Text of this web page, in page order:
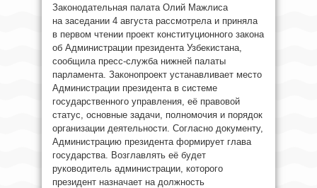
Законодательная палата Олий Мажлиса
на заседании 4 августа рассмотрела и приняла
в первом чтении проект конституционного закона
об Администрации президента Узбекистана,
сообщила пресс-служба нижней палаты
парламента. Законопроект устанавливает место
Администрации президента в системе
государственного управления, её правовой
статус, основные задачи, полномочия и порядок
организации деятельности. Согласно документу,
Администрацию президента формирует глава
государства. Возглавлять её будет
руководитель администрации, которого
президент назначает на должность